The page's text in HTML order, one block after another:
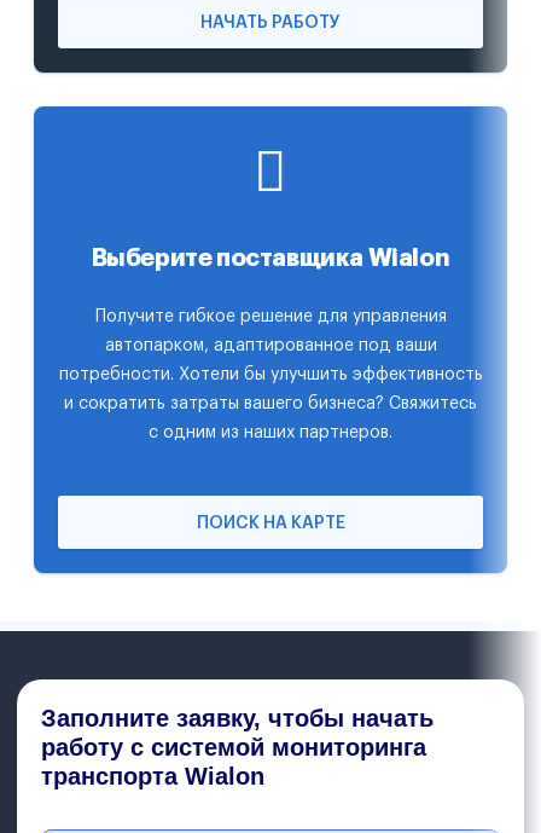
НАЧАТЬ РАБОТУ
Выберите поставщика Wialon
Получите гибкое решение для управления
автопарком, адаптированное под ваши
потребности. Хотели бы улучшить эффективность
и сократить затраты вашего бизнеса? Свяжитесь
с одним из наших партнеров.
ПОИСК НА КАРТЕ